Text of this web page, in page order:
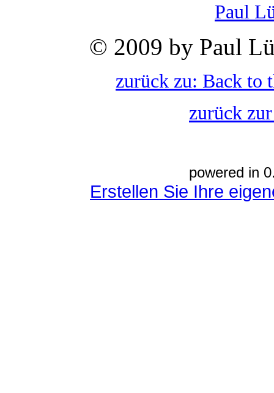
Paul
© 2009 by Paul
zurück zu: Back to
zurück
powered in
Erstellen Sie Ihre